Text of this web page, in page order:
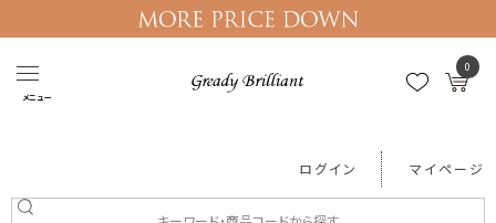
メニュー
0
ログイン マイページ